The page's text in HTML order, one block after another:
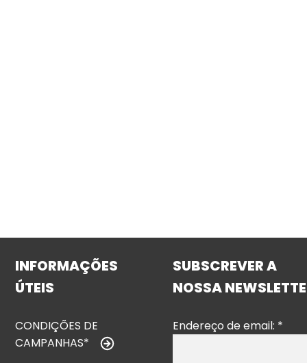
INFORMAÇÕES
ÚTEIS
CONDIÇÕES DE
CAMPANHAS*
SUBSCREVER A
NOSSA
Endereço de email: *